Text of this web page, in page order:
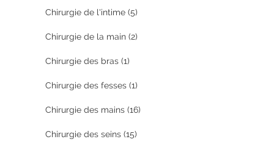
Chirurgie de l'intime (5)
Chirurgie de la main (2)
Chirurgie des bras (1)
Chirurgie des fesses (1)
Chirurgie des mains (16)
Chirurgie des seins (15)